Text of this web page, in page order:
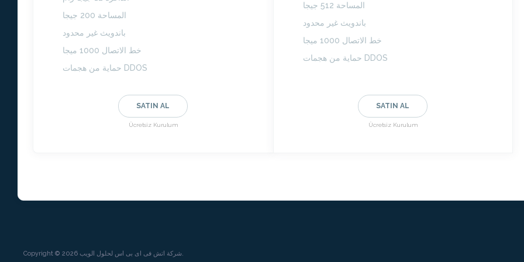
المساحة 200 جيجا
باندويث غير محدود
خط الاتصال 1000 ميجا
حماية من هجمات DDOS
SATIN AL
Ücretsiz Kurulum
المساحة 512 جيجا
باندويث غير محدود
خط الاتصال 1000 ميجا
حماية من هجمات DDOS
SATIN AL
Ücretsiz Kurulum
Copyright © 2026 شركة اتش فى اى بى اس لحلول الويب.